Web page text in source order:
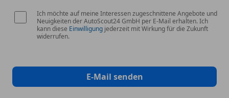
Ich möchte auf meine Interessen zugeschnittene Angebote und
Neuigkeiten der AutoScout24 GmbH per E-Mail erhalten. Ich
kann diese Einwilligung jederzeit mit Wirkung für die Zukunft
widerrufen.
E-Mail senden